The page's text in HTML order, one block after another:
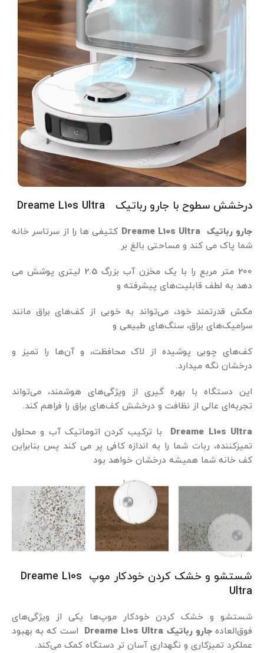
درخشش سطوح با جارو رباتیک Dreame L10s Ultra
جارو رباتیک Dreame L10s Ultra
کثیفی ها را از سرتاسر خانه
شما پاک می کند و مساحتی بالغ بر
200 متر مربع را با یک مخزن آب بزرگ 2.5 لیتری پوشش می
دهد به لطف قابلیت‌های پیشرفته و
مکش قدرتمند خود، می‌تواند به خوبی از کف‌های براق مانند
سرامیک‌های براق، سنگ‌های طبیعی و
کف‌های چوبی پوشیده از لاک محافظت، و آن‌ها را تمیز و
درخشان نگه میدارد.
این دستگاه با بهره‌ گیری از ویژگی‌های هوشمند، می‌تواند
تجربه‌ای عالی از نظافت و درخشش کف‌های براق را فراهم کند.
Dreame L10s Ultra با ترکیب کردن اتوماتیک آب و محلول
تمیزکننده، ربات شما را به اندازه کافی پر می کند پس بنابراین
کف خانه شما همیشه درخشان خواهد بود
شستشو و خشک کردن خودکار موپ‌ Dreame L10s
Ultra
شستشو و خشک کردن خودکار موپ‌ها یکی از ویژگی‌های
فوق‌العادهجارو رباتیک Dreame L10s Ultra
است که به بهبود
عملکرد تمیزکاری و نگهداری آسان‌ تر دستگاه کمک می‌کند.